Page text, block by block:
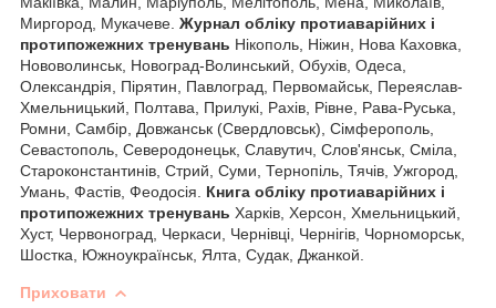
Миргород, Мукачеве. Журнал обліку протиаварійних і
протипожежних тренувань Нікополь, Ніжин, Нова Каховка,
Нововолинськ, Новоград-Волинський, Обухів, Одеса,
Олександрія, Пірятин, Павлоград, Первомайськ, Переяслав-
Хмельницький, Полтава, Прилукі, Рахів, Рівне, Рава-Руська,
Ромни, Самбір, Довжанськ (Свердловськ), Сімферополь,
Севастополь, Северодонецьк, Славутич, Слов'янськ, Сміла,
Староконстантинів, Стрий, Суми, Тернопіль, Тячів, Ужгород,
Умань, Фастів, Феодосія. Книга обліку протиаварійних і
протипожежних тренувань Харків, Херсон, Хмельницький,
Хуст, Червоноград, Черкаси, Чернівці, Чернігів, Чорноморськ,
Шостка, Южноукраїнськ, Ялта, Судак, Джанкой.
Приховати